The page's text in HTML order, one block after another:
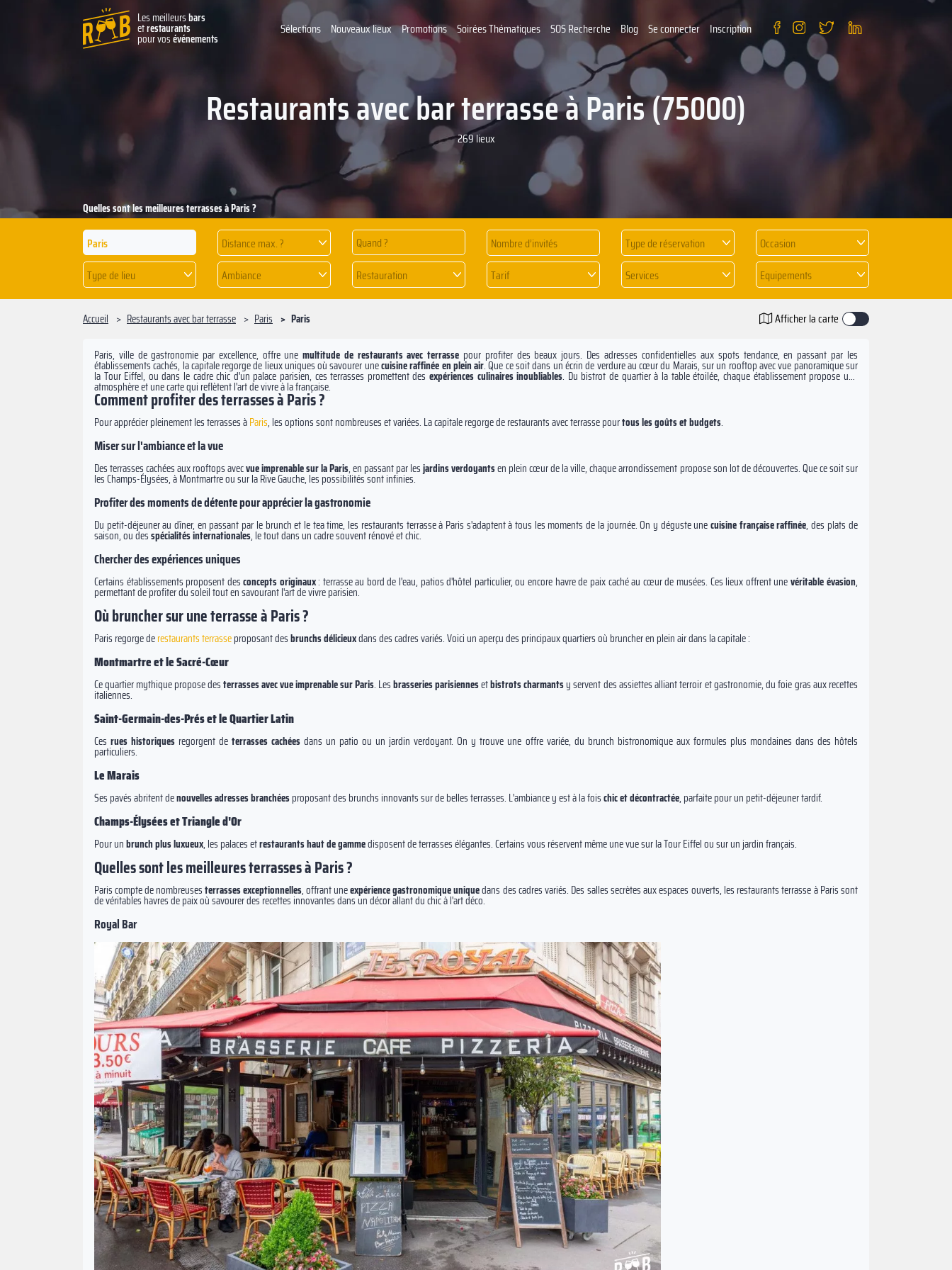
Les meilleursbars
etrestaurants
pour vosévénements
Sélections Nouveaux lieux Promotions Soirées Thématiques SOS Recherche Blog Se connecter Inscription
Restaurants avec bar terrasse à Paris (75000)
269 lieux
Distance max. ? Quand ? Type de réservation
Occasion
Type de lieu
Ambiance Restauration Tarif Services Equipements
Quelles sont les meilleures terrasses à Paris ?
Accueil Restaurants avec bar terrasse Paris Paris Afficher la carte
Paris, ville de gastronomie par excellence, offre une multitude de restaurants avec terrasse pour profiter des beaux jours. Des adresses confidentielles aux spots tendance, en passant par les
établissements cachés, la capitale regorge de lieux uniques où savourer unecuisine raffinée en plein air. Que ce soit dans un écrin de verdure au cœur du Marais, sur un rooftop avec vue panoramique sur
la Tour Eiffel, ou dans le cadre chic d'un palace parisien, ces terrasses promettent des expériences culinaires inoubliables. Du bistrot de quartier à la table étoilée, chaque établissement propose une
atmosphère et une carte qui reflètent l'art de vivre à la française.
Comment profiter des terrasses à Paris ?
Pour apprécier pleinement les terrasses àParis, les options sont nombreuses et variées. La capitale regorge de restaurants avec terrasse pourtous les goûts et budgets.
Miser sur l'ambiance et la vue
Des terrasses cachées aux rooftops avecvue imprenable sur la Paris, en passant par lesjardins verdoyantsen plein cœur de la ville, chaque arrondissement propose son lot de découvertes. Que ce soit sur
les Champs-Élysées, à Montmartre ou sur la Rive Gauche, les possibilités sont infinies.
Profiter des moments de détente pour apprécier la gastronomie
Du petit-déjeuner au dîner, en passant par le brunch et le tea time, les restaurants terrasse à Paris s'adaptent à tous les moments de la journée. On y déguste unecuisine française raffinée, des plats de
saison, ou desspécialités internationales, le tout dans un cadre souvent rénové et chic.
Chercher des expériences uniques
Certains établissements proposent desconcepts originaux: terrasse au bord de l'eau, patios d'hôtel particulier, ou encore havre de paix caché au cœur de musées. Ces lieux offrent unevéritable évasion,
permettant de profiter du soleil tout en savourant l'art de vivre parisien.
Où bruncher sur une terrasse à Paris ?
Paris regorge derestaurants terrasseproposant desbrunchs délicieuxdans des cadres variés. Voici un aperçu des principaux quartiers où bruncher en plein air dans la capitale :
Montmartre et le Sacré-Cœur
Ce quartier mythique propose desterrasses avec vue imprenable sur Paris. Lesbrasseries parisiennesetbistrots charmantsy servent des assiettes alliant terroir et gastronomie, du foie gras aux recettes
italiennes.
Saint-Germain-des-Prés et le Quartier Latin
Ces rues historiques regorgent de terrasses cachées dans un patio ou un jardin verdoyant. On y trouve une offre variée, du brunch bistronomique aux formules plus mondaines dans des hôtels
particuliers.
Le Marais
Ses pavés abritent denouvelles adresses branchéesproposant des brunchs innovants sur de belles terrasses. L'ambiance y est à la foischic et décontractée, parfaite pour un petit-déjeuner tardif.
Champs-Élysées et Triangle d'Or
Pour unbrunch plus luxueux, les palaces etrestaurants haut de gammedisposent de terrasses élégantes. Certains vous réservent même une vue sur la Tour Eiffel ou sur un jardin français.
Quelles sont les meilleures terrasses à Paris ?
Paris compte de nombreusesterrasses exceptionnelles, offrant uneexpérience gastronomique uniquedans des cadres variés. Des salles secrètes aux espaces ouverts, les restaurants terrasse à Paris sont
de véritables havres de paix où savourer des recettes innovantes dans un décor allant du chic à l'art déco.
Royal Bar